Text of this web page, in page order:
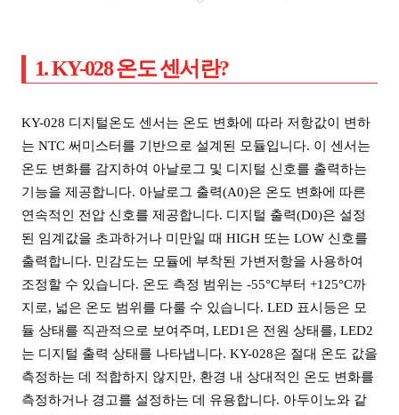
1. KY-028 온도 센서란?
KY-028 디지털온도 센서는 온도 변화에 따라 저항값이 변하
는 NTC 써미스터를 기반으로 설계된 모듈입니다. 이 센서는
온도 변화를 감지하여 아날로그 및 디지털 신호를 출력하는
기능을 제공합니다. 아날로그 출력(A0)은 온도 변화에 따른
연속적인 전압 신호를 제공합니다. 디지털 출력(D0)은 설정
된 임계값을 초과하거나 미만일 때 HIGH 또는 LOW 신호를
출력합니다. 민감도는 모듈에 부착된 가변저항을 사용하여
조정할 수 있습니다. 온도 측정 범위는 -55°C부터 +125°C까
지로, 넓은 온도 범위를 다룰 수 있습니다. LED 표시등은 모
듈 상태를 직관적으로 보여주며, LED1은 전원 상태를, LED2
는 디지털 출력 상태를 나타냅니다. KY-028은 절대 온도 값을
측정하는 데 적합하지 않지만, 환경 내 상대적인 온도 변화를
측정하거나 경고를 설정하는 데 유용합니다. 아두이노와 같